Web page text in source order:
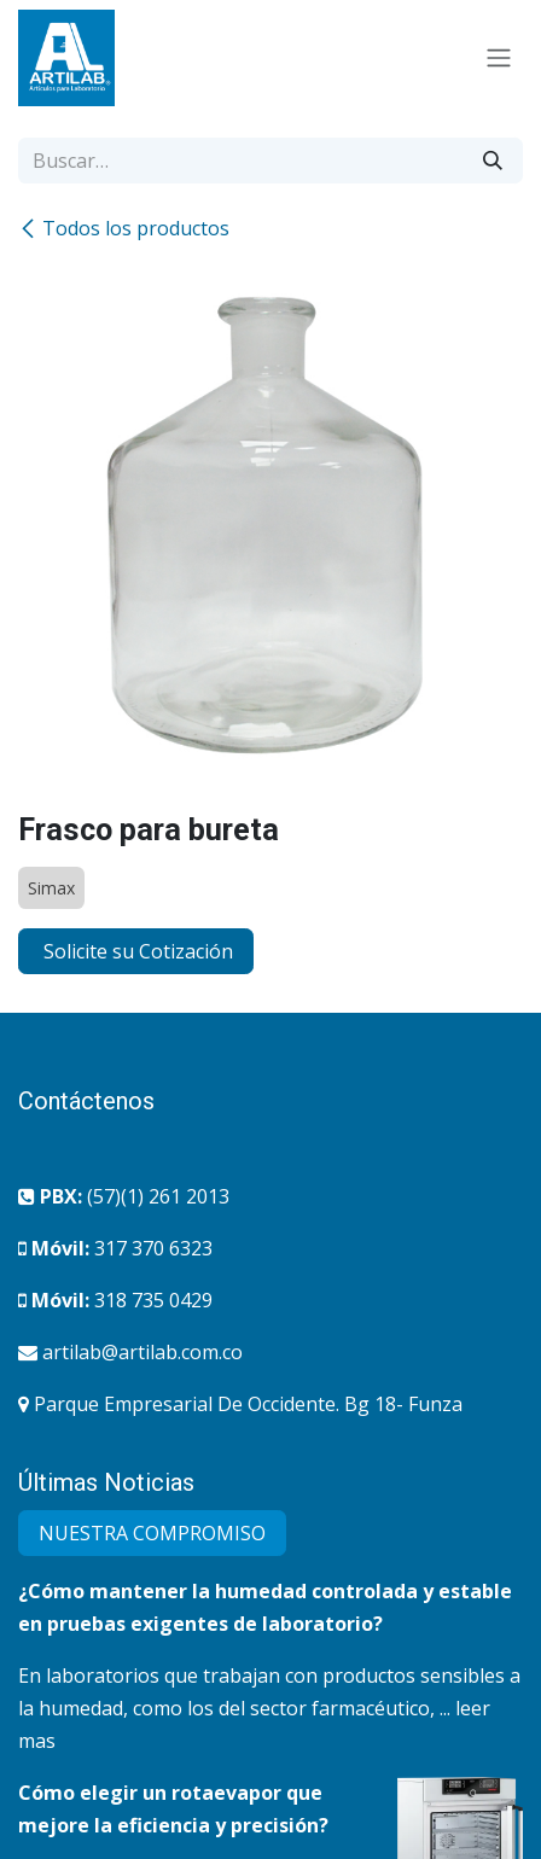
Ir al contenido
Todos los productos
Frasco para bureta
Simax
Solicite su Cotización
Contáctenos
PBX:(57)(1) 261 2013
Móvil:317 370 6323
Móvil:318 735 0429
artilab@artilab.com.co
Parque Empresarial De Occidente. Bg 18- Funza
Últimas Noticias
NUESTRA COMPRO​MISO
¿Cómo mantener la humedad controlada y estable
en pruebas exigentes de laboratorio?
En laboratorios que trabajan con productos sensibles a
la humedad, como los del sector farmacéutico, ... leer
mas
Cómo elegir un rotaevapor que
mejore la eficiencia y precisión?